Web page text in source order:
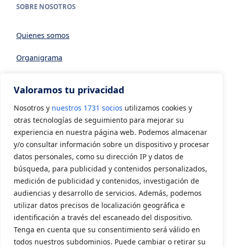
Valoramos tu privacidad
Nosotros y nuestros 1731 socios utilizamos cookies y
otras tecnologías de seguimiento para mejorar su
experiencia en nuestra página web. Podemos almacenar
y/o consultar información sobre un dispositivo y procesar
datos personales, como su dirección IP y datos de
búsqueda, para publicidad y contenidos personalizados,
medición de publicidad y contenidos, investigación de
audiencias y desarrollo de servicios. Además, podemos
utilizar datos precisos de localización geográfica e
identificación a través del escaneado del dispositivo.
Tenga en cuenta que su consentimiento será válido en
todos nuestros subdominios. Puede cambiar o retirar su
SOBRE NOSOTROS
Quienes somos
Organigrama
Asociarse a AVIA
CONTACTO
Contacto
LEGAL
Aviso Legal
Política de privacidad
Política de cookies